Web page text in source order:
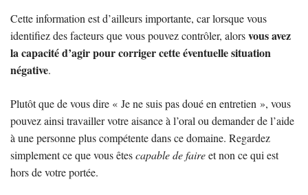
Cette information est d’ailleurs importante, car lorsque vous
identifiez des facteurs que vous pouvez contrôler, alorsvous avez
la capacité d’agir pour corriger cette éventuelle situation
négative.
Plutôt que de vous dire « Je ne suis pas doué en entretien », vous
pouvez ainsi travailler votre aisance à l’oral ou demander de l’aide
à une personne plus compétente dans ce domaine. Regardez
simplement ce que vous êtescapable de faireet non ce qui est
hors de votre portée.